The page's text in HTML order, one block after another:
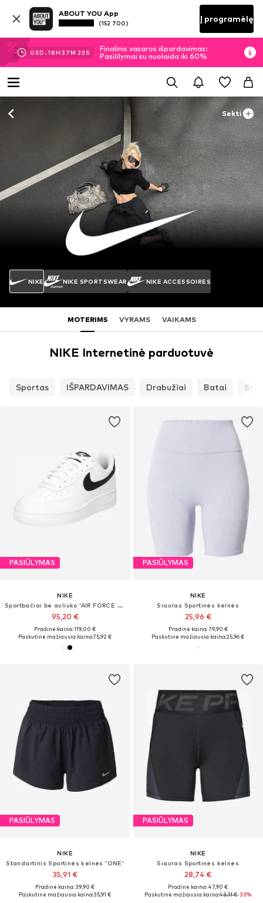
ABOUT YOU App
(152 700) Į programėlę
03D.18H 37M 21 S
Finalinis vasaros išpardavimas:
Pasiūlymai su nuolaida iki 60%
Sekti
NIKE NIKE SPORTSWEAR NIKE ACCESSOIRES
MOTERIMS VYRAMS VAIKAMS
NIKE Internetinė parduotuvė
Sportas IŠPARDAVIMAS Drabužiai Batai
PASIŪLYMAS
NIKE
Sportbačiai be auliuko 'AIR FORCE 1 07'
95,20 €
Pradinė kaina: 119,00 €
Paskutinė mažiausia kaina:75,92 €
PASIŪLYMAS
NIKE
Siauras Sportinės kelnės
25,96 €
Pradinė kaina: 79,90 €
Paskutinė mažiausia kaina:25,96 €
PASIŪLYMAS
NIKE
Standartinis Sportinės kelnės 'ONE'
35,91 €
Pradinė kaina: 39,90 €
Paskutinė mažiausia kaina:35,91 €
PASIŪLYMAS
NIKE
Siauras Sportinės kelnės
28,74 €
Pradinė kaina: 47,90 €
Paskutinė mažiausia kaina:43,11 €-33%